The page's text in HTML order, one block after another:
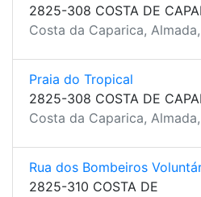
2825-308 COSTA DE
Costa da Caparica,
Praia do Tropical
2825-308 COSTA DE
Costa da Caparica,
Rua dos Bombeiros
2825-310 COSTA DE